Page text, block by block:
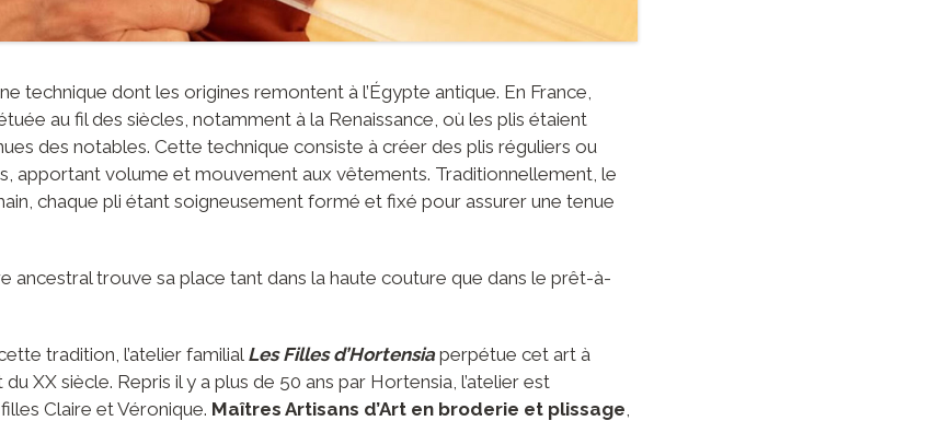
technique dont les origines remontent à l’Égypte antique. En France,
au fil des siècles, notamment à la Renaissance, où les plis étaient
des notables. Cette technique consiste à créer des plis réguliers ou
apportant volume et mouvement aux vêtements. Traditionnellement, le
chaque pli étant soigneusement formé et fixé pour assurer une tenue
ancestral trouve sa place tant dans la haute couture que dans le prêt-à-
tradition, l’atelier familial Les Filles d’Hortensiaperpétue cet art à
XX siècle. Repris il y a plus de 50 ans par Hortensia, l’atelier est
Claire et Véronique. Maîtres Artisans d’Art en broderie et plissage,